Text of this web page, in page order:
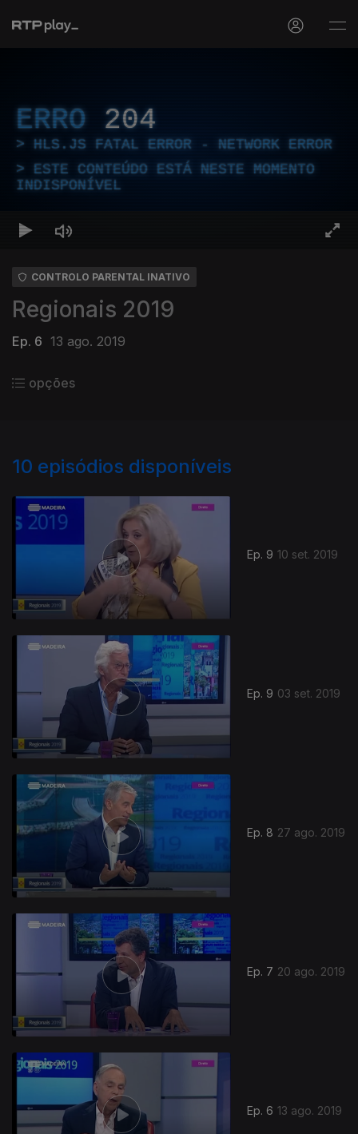
ERRO 204
HLS.JS FATAL ERROR - NETWORK ERROR
ESTE CONTEÚDO ESTÁ NESTE MOMENTO
INDISPONÍVEL
CONTROLO PARENTAL INATIVO
Regionais 2019
Ep. 6 13 ago. 2019
opções
10 episódios disponíveis
Ep. 9 10 set. 2019
Ep. 9 03 set. 2019
Ep. 8 27 ago. 2019
Ep. 7 20 ago. 2019
Ep. 6 13 ago. 2019